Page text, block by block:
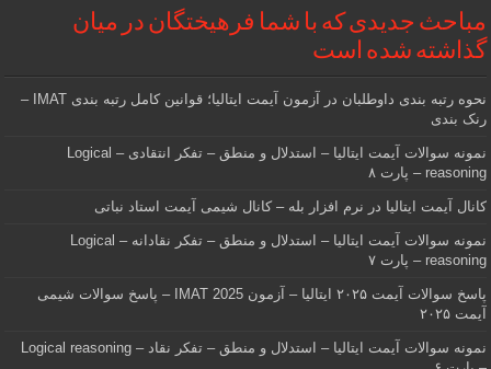
مباحث جدیدی که با شما فرهیختگان در میان
گذاشته شده است
نحوه رتبه بندی داوطلبان در آزمون آیمت ایتالیا؛ قوانین کامل رتبه بندی IMAT –
رنک بندی
نمونه سوالات آیمت ایتالیا – استدلال و منطق – تفکر انتقادی – Logical
reasoning – پارت ۸
کانال آیمت ایتالیا در نرم افزار بله – کانال شیمی آیمت استاد نباتی
نمونه سوالات آیمت ایتالیا – استدلال و منطق – تفکر نقادانه – Logical
reasoning – پارت ۷
پاسخ سوالات آیمت ۲۰۲۵ ایتالیا – آزمون IMAT 2025 – پاسخ سوالات شیمی
آیمت ۲۰۲۵
نمونه سوالات آیمت ایتالیا – استدلال و منطق – تفکر نقاد – Logical reasoning